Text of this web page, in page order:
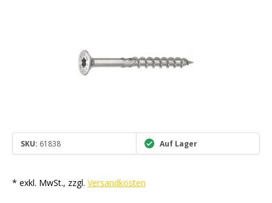
SKU: 61838 Auf Lager
* exkl. MwSt., zzgl. Versandkosten